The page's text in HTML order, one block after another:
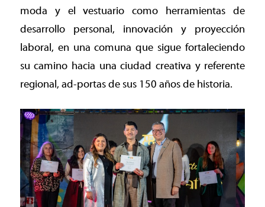
moda y el vestuario como herramientas de
desarrollo personal, innovación y proyección
laboral, en una comuna que sigue fortaleciendo
su camino hacia una ciudad creativa y referente
regional, ad-portas de sus 150 años de historia.